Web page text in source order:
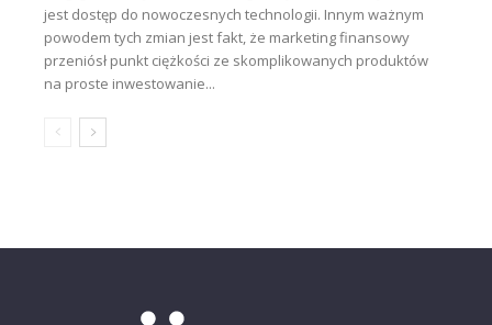
jest dostęp do nowoczesnych technologii. Innym ważnym
powodem tych zmian jest fakt, że marketing finansowy
przeniósł punkt ciężkości ze skomplikowanych produktów
na proste inwestowanie...